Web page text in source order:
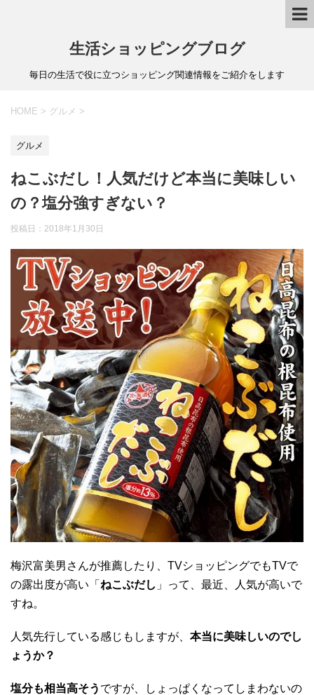
生活ショッピングブログ
毎日の生活で役に立つショッピング関連情報をご紹介をします
HOME > グルメ >
グルメ
ねこぶだし！人気だけど本当に美味しい
の？塩分強すぎない？
投稿日： 2018年1月30日
梅沢富美男さんが推薦したり、TVショッピングでもTVで
の露出度が高い「 ねこぶだし 」って、最近、人気が高いで
すね。
人気先行している感じもしますが、 本当に美味しいのでし
ょうか？
塩分も相当高そう ですが、しょっぱくなってしまわないの